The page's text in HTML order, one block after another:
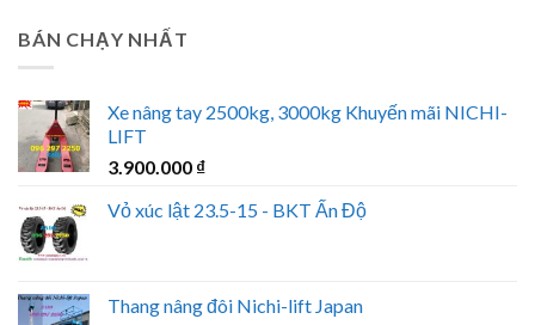
BÁN CHẠY NHẤT
Xe nâng tay 2500kg, 3000kg Khuyến mãi NICHI-
LIFT
3.900.000 ₫
Vỏ xúc lật 23.5-15 - BKT Ấn Độ
Thang nâng đôi Nichi-lift Japan